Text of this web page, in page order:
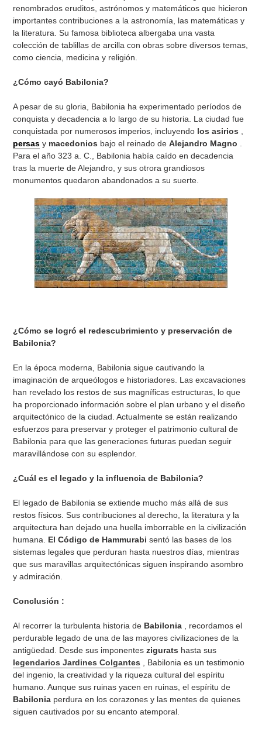
renombrados eruditos, astrónomos y matemáticos que hicieron
importantes contribuciones a la astronomía, las matemáticas y
la literatura. Su famosa biblioteca albergaba una vasta
colección de tablillas de arcilla con obras sobre diversos temas,
como ciencia, medicina y religión.
¿Cómo cayó Babilonia?
A pesar de su gloria, Babilonia ha experimentado períodos de
conquista y decadencia a lo largo de su historia. La ciudad fue
conquistada por numerosos imperios, incluyendo los asirios
persas y macedonios bajo el reinado de Alejandro Magno
Para el año 323 a. C., Babilonia había caído en decadencia
tras la muerte de Alejandro, y sus otrora grandiosos
monumentos quedaron abandonados a su suerte.
¿Cómo se logró el redescubrimiento y preservación de
Babilonia?
En la época moderna, Babilonia sigue cautivando la
imaginación de arqueólogos e historiadores. Las excavaciones
han revelado los restos de sus magníficas estructuras, lo que
ha proporcionado información sobre el plan urbano y el diseño
arquitectónico de la ciudad. Actualmente se están realizando
esfuerzos para preservar y proteger el patrimonio cultural de
Babilonia para que las generaciones futuras puedan seguir
maravillándose con su esplendor.
¿Cuál es el legado y la influencia de Babilonia?
El legado de Babilonia se extiende mucho más allá de sus
restos físicos. Sus contribuciones al derecho, la literatura y la
arquitectura han dejado una huella imborrable en la civilización
humana. El Código de Hammurabi sentó las bases de los
sistemas legales que perduran hasta nuestros días, mientras
que sus maravillas arquitectónicas siguen inspirando asombro
y admiración.
Conclusión :
Al recorrer la turbulenta historia de Babilonia , recordamos el
perdurable legado de una de las mayores civilizaciones de la
antigüedad. Desde sus imponentes zigurats hasta sus
legendarios Jardines Colgantes , Babilonia es un testimonio
del ingenio, la creatividad y la riqueza cultural del espíritu
humano. Aunque sus ruinas yacen en ruinas, el espíritu de
Babilonia perdura en los corazones y las mentes de quienes
siguen cautivados por su encanto atemporal.